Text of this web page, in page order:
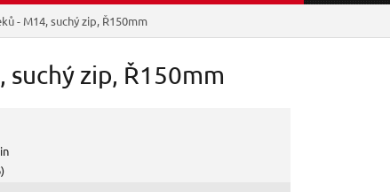
- M14, suchý zip, Ř150mm
suchý zip, Ř150mm